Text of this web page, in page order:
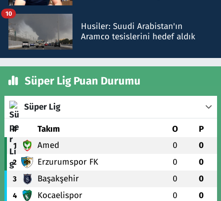
Husiler: Suudi Arabistan'ın
Aramco tesislerini hedef aldık
10
Süper Lig Puan Durumu
Süper Lig
# Takım O P
1 Amed 0 0
2 Erzurumspor FK 0 0
3 Başakşehir 0 0
4 Kocaelispor 0 0